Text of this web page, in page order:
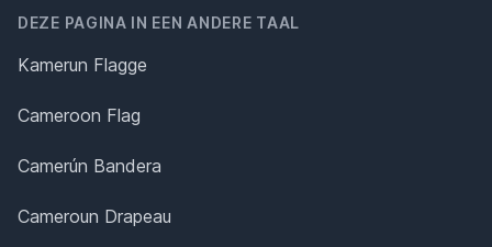
DEZE PAGINA IN EEN ANDERE TAAL
Kamerun Flagge
Cameroon Flag
Camerún Bandera
Cameroun Drapeau